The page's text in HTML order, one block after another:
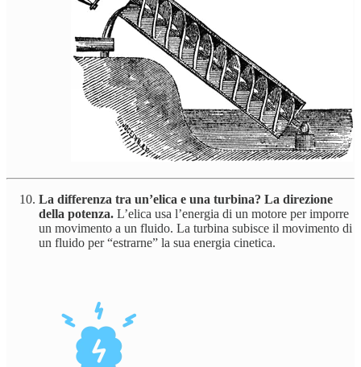
La differenza tra un’elica e una turbina? La direzione
della potenza. L’elica usa l’energia di un motore per imporre
un movimento a un fluido. La turbina subisce il movimento di
un fluido per “estrarne” la sua energia cinetica.